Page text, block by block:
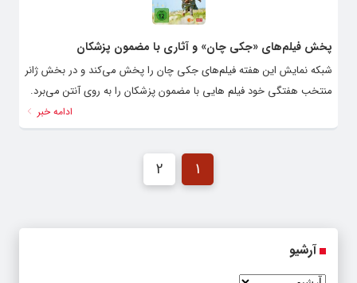
پخش فیلم‌های «جکی چان» و آثاری با مضمون پزشکان
شبکه نمایش این هفته فیلم‌های جکی چان را پخش می‌کند و در بخش ژانر
منتخب هفتگی خود فیلم هایی با مضمون پزشکان را به روی آنتن می‌برد.
ادامه خبر
1
2
آرشیو